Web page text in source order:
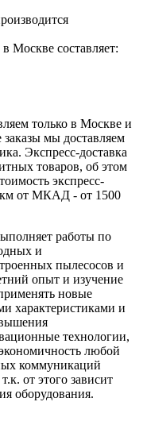
Москве составляет:
только в Москве и
мы доставляем
Экспресс-доставка
товаров, об этом
экспресс-
км от МКАД - от 1500
работы по
и
пылесосов и
опыт и изучение
новые
характеристиками и
технологии,
любой
коммуникаций
от этого зависит
оборудования.